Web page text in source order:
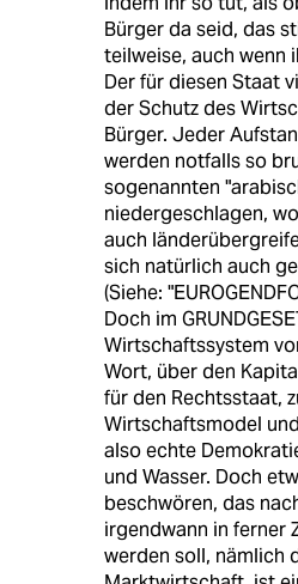
Bürger da seid, das
teilweise, auch wenn
Der für diesen Staat
der Schutz des
Bürger. Jeder
werden notfalls so
sogenannten
niedergeschlagen,
auch
sich natürlich auch
(Siehe:
Doch im
Wirtschaftssystem
Wort, über den
für den Rechtsstaat,
Wirtschaftsmodel
also echte
und Wasser. Doch
beschwören, das
irgendwann in ferner
werden soll, nämlich